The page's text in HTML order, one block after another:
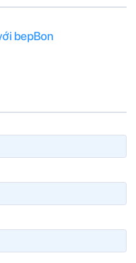
bepBon